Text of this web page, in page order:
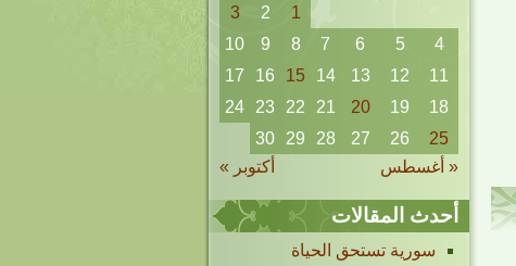
« أغسطس أكتوبر »
1
2
3
4
5
6
7
8
9
10
11
12
13
14
15
16
17
18
19
20
21
22
23
24
25
26
27
28
29
30
أحدث المقالات
سورية تستحق الحياة